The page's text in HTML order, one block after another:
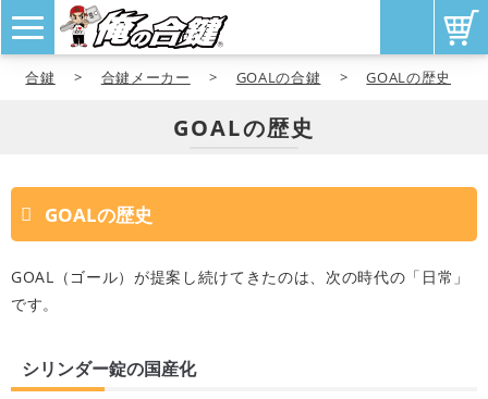
合鍵 > 合鍵メーカー > GOALの合鍵 > GOALの歴史
GOALの歴史
GOALの歴史
GOAL（ゴール）が提案し続けてきたのは、次の時代の「日常」
です。
シリンダー錠の国産化